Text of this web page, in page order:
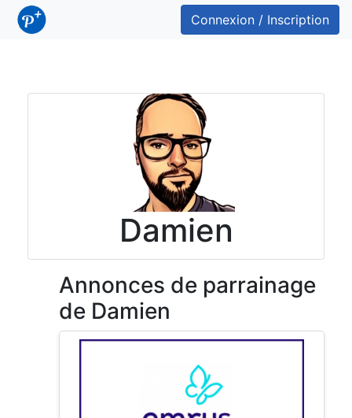
Connexion / Inscription
Damien
Annonces de parrainage
de Damien